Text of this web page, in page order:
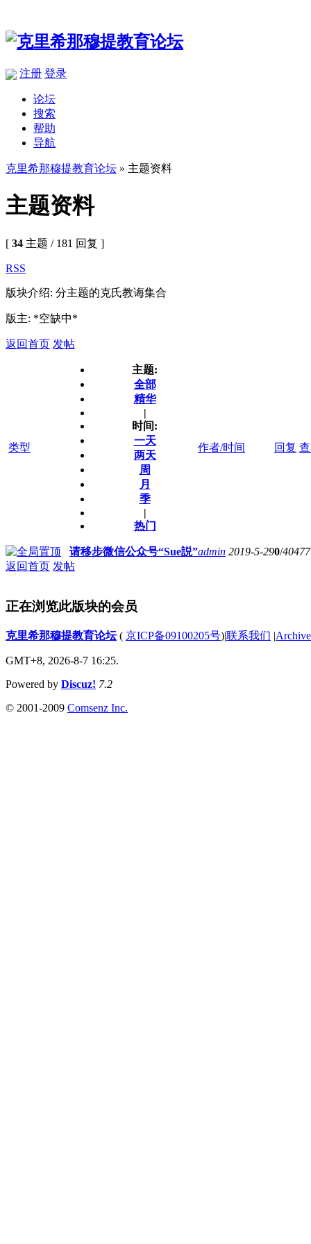
注册 登录
论坛
搜索
帮助
导航
克里希那穆提教育论坛 » 主题资料
主题资料
[ 34 主题 / 181 回复 ]
RSS
版块介绍: 分主题的克氏教诲集合
版主: *空缺中*
返回首页 发帖
类型
主题:
全部
精华
|
时间:
一天
两天
周
月
季
|
热门
作者/时间 回复
请移步微信公众号“Sue説”admin 2019-5-290/40477
返回首页 发帖
正在浏览此版块的会员
克里希那穆提教育论坛( 京ICP备09100205号)|联系我们 |
GMT+8, 2026-8-7 16:25.
Powered by Discuz! 7.2
© 2001-2009 Comsenz Inc.